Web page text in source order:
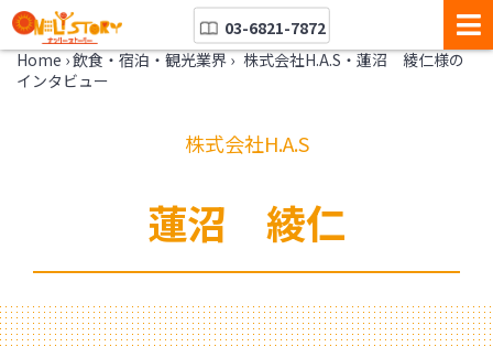
03-6821-7872
Home ›飲食・宿泊・観光業界 › 株式会社H.A.S・蓮沼 綾仁様の
インタビュー
株式会社H.A.S
蓮沼 綾仁